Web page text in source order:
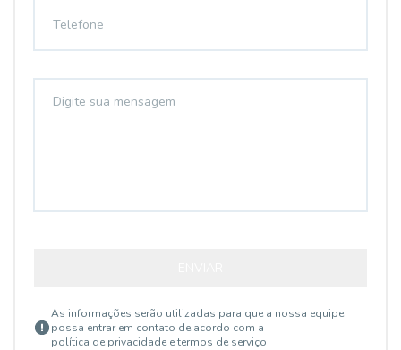
As informações serão utilizadas para que a nossa equipe
possa entrar em contato de acordo com a
política de privacidade e termos de serviço